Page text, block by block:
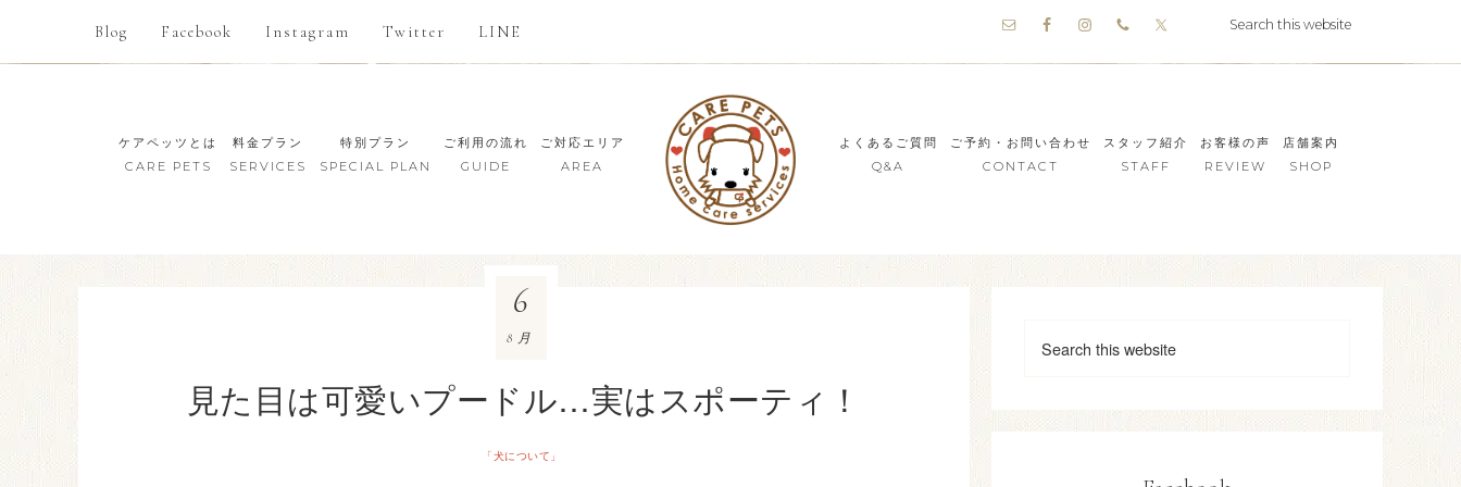
Blog Facebook Instagram Twitter LINE
ケアペッツとは
CARE PETS
料金プラン
SERVICES
特別プラン
SPECIAL PLAN
ご利用の流れ
GUIDE
ご対応エリア
AREA
よくあるご質問
Q&A
ご予約・お問い合わせ
CONTACT
スタッフ紹介
STAFF
お客様の声
REVIEW
店舗案内
SHOP
見た目は可愛いプードル…実はスポーティ！
「犬について」
6
8月